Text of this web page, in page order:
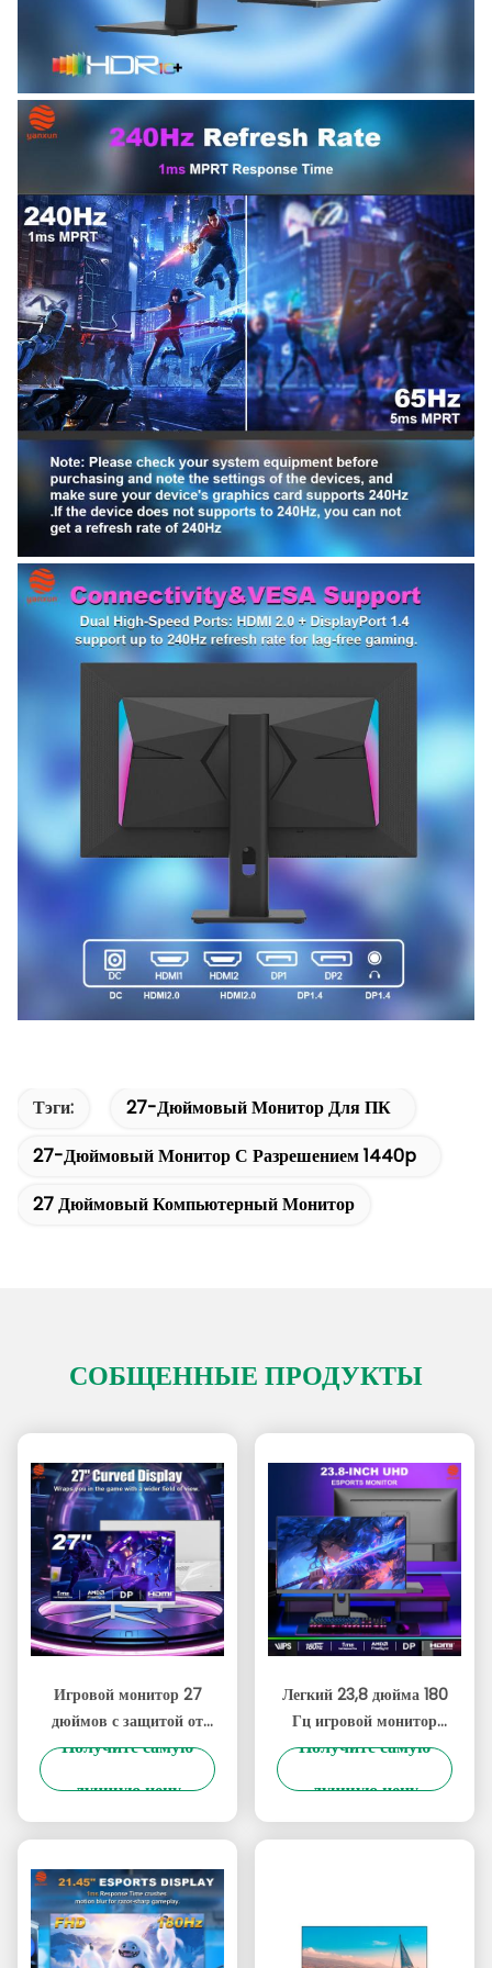
Тэги:
27-Дюймовый Монитор Для ПК
27-Дюймовый Монитор С Разрешением 1440p
27 Дюймовый Компьютерный Монитор
СОБЩЕННЫЕ ПРОДУКТЫ
Игровой монитор 27
дюймов с защитой от
царапин, UHD 4K IPS-
Получите самую
лучшую цену
Легкий 23,8 дюйма 180
Гц игровой монитор
UHD разрешение
Получите самую
лучшую цену